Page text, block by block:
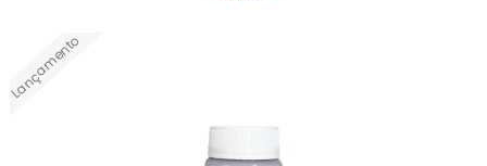
Lançamento